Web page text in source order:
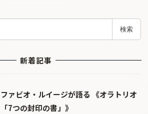
検索
新着記事
ファビオ・ルイージが語る 《オラトリオ
「7つの封印の書」》